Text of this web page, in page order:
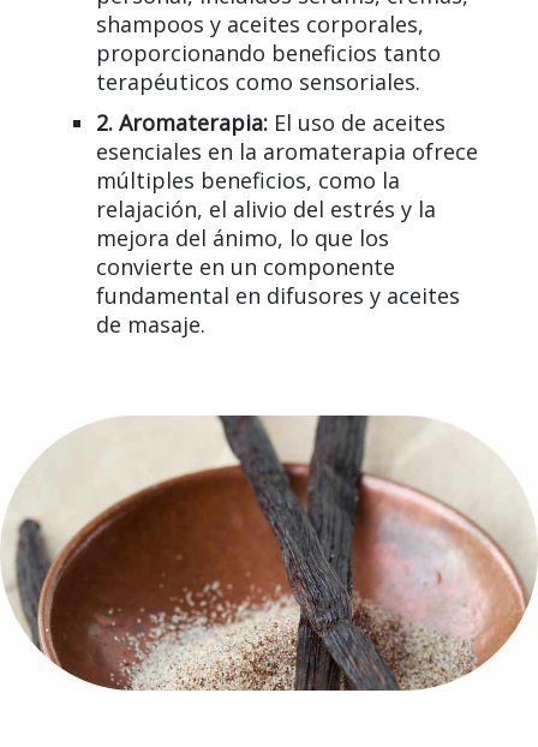
shampoos y aceites corporales,
proporcionando beneficios tanto
terapéuticos como sensoriales.
2. Aromaterapia: El uso de aceites
esenciales en la aromaterapia ofrece
múltiples beneficios, como la
relajación, el alivio del estrés y la
mejora del ánimo, lo que los
convierte en un componente
fundamental en difusores y aceites
de masaje.